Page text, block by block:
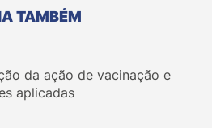
TAMBÉM
da ação de vacinação e
aplicadas